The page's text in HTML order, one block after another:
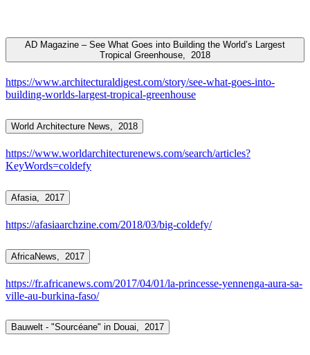
AD Magazine – See What Goes into Building the World’s Largest
Tropical Greenhouse, 2018
https://www.architecturaldigest.com/story/see-what-goes-into-
building-worlds-largest-tropical-greenhouse
World Architecture News, 2018
https://www.worldarchitecturenews.com/search/articles?
KeyWords=coldefy
Afasia, 2017
https://afasiaarchzine.com/2018/03/big-coldefy/
AfricaNews, 2017
https://fr.africanews.com/2017/04/01/la-princesse-yennenga-aura-sa-
ville-au-burkina-faso/
Bauwelt - "Sourcéane" in Douai, 2017